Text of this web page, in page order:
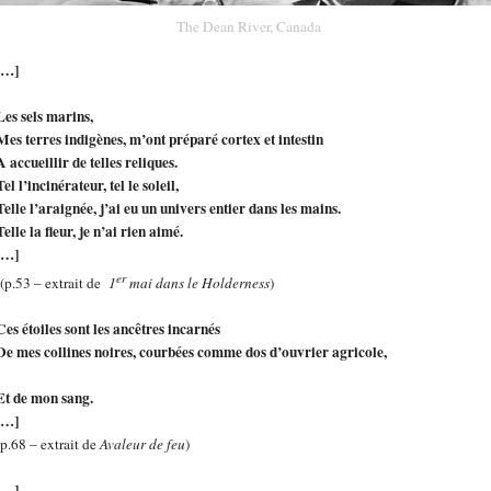
The Dean River, Canada
sels marins,
terres indigènes, m’ont préparé cortex et intestin
accueillir de telles reliques.
l’incinérateur, tel le soleil,
l’araignée, j’ai eu un univers entier dans les mains.
la fleur, je n’ai rien aimé.
(p.53 – extrait de 1ermai dans le Holderness)
étoiles sont les ancêtres incarnés
mes collines noires, courbées comme dos d’ouvrier agricole,
de mon sang.
– extrait deAvaleur de feu)